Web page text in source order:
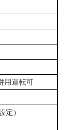
用運転可
定）